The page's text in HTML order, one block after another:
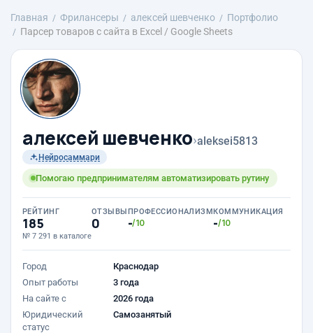
Главная Фрилансеры алексей шевченко
Портфолио
Парсер товаров с сайта в Excel / Google Sheets
алексей шевченко›aleksei5813
Нейросаммари
Помогаю предпринимателям автоматизировать рутину
РЕЙТИНГ
185
№ 7 291 в каталоге
ОТЗЫВЫ
0
ПРОФЕССИОНАЛИЗМ
-/10
КОММУНИКАЦИЯ
-/10
Город
Краснодар
Опыт работы
3 года
На сайте с
2026 года
Юридический
статус
Самозанятый